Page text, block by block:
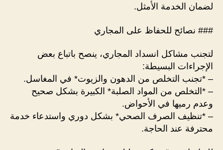
لضمان الخدمة الأمثل.
### نصائح للحفاظ على المجاري
لتجنب مشاكل انسداد المجاري، ينصح باتباع بعض
الإجراءات البسيطة:
– *تجنب التخلص من الدهون والزيوت* في المغاسل.
– *التخلص من المواد الصلبة* الكبيرة بشكل صحيح
وعدم رميها في الأحواض.
– *تنظيف الصرف الصحي* بشكل دوري واستدعاء خدمة
محترفة عند الحاجة.